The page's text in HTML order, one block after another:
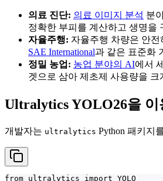
의료 진단: 의료 이미지 분석 분
정확한 부피를 계산하고 생명을
자율주행: 자율주행 차량은 안
SAE International과 같은 표준화
정밀 농업: 농업 분야의 AI에서
겟으로 삼아 제초제 사용량을 크
Ultralytics YOLO26을 이
개발자는 ultralytics Python 패키지
from ultralytics import YOLO